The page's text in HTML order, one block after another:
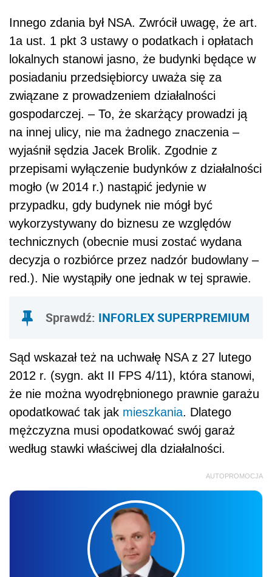
Innego zdania był NSA. Zwrócił uwagę, że art.
1a ust. 1 pkt 3 ustawy o podatkach i opłatach
lokalnych stanowi jasno, że budynki będące w
posiadaniu przedsiębiorcy uważa się za
związane z prowadzeniem działalności
gospodarczej. – To, że skarżący prowadzi ją
na innej ulicy, nie ma żadnego znaczenia –
wyjaśnił sędzia Jacek Brolik. Zgodnie z
przepisami wyłączenie budynków z działalności
mogło (w 2014 r.) nastąpić jedynie w
przypadku, gdy budynek nie mógł być
wykorzystywany do biznesu ze względów
technicznych (obecnie musi zostać wydana
decyzja o rozbiórce przez nadzór budowlany –
red.). Nie wystąpiły one jednak w tej sprawie.
Sprawdź: INFORLEX SUPERPREMIUM
Sąd wskazał też na uchwałę NSA z 27 lutego
2012 r. (sygn. akt II FPS 4/11), która stanowi,
że nie można wyodrębnionego prawnie garażu
opodatkować tak jak mieszkania. Dlatego
mężczyzna musi opodatkować swój garaż
według stawki właściwej dla działalności.
AUTOPROMOCJA